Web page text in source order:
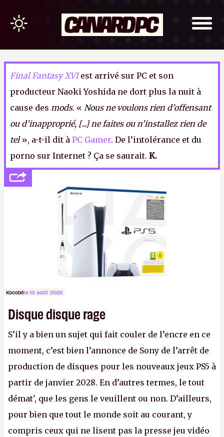
Final Fantasy XVIest arrivé sur PC et son
producteur Naoki Yoshida ne dort plus la nuit à
cause des mods. « Nous ne voulons rien d’offensant
ou d’inapproprié, [...] ne faites ou n’installez rien de
tel», a-t-il dit à PC Gamer. De l’intolérance et du
porno sur Internet ? Ça se saurait. K.
Kocobéle 10 août 2026
Disque disque rage
S’il y a bien un sujet qui fait couler de l’encre en ce
moment, c’est bien l’annonce de Sony de l’arrêt de
production de disques pour les nouveaux jeux PS5 à
partir de janvier 2028. En d’autres termes, le tout
démat', que les gens le veuillent ou non. D’ailleurs,
pour bien que tout le monde soit au courant, y
compris ceux qui ne lisent pas la presse jeu vidéo